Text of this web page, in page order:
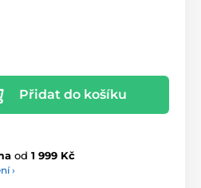
Přidat do košíku
od 1 999 Kč
›